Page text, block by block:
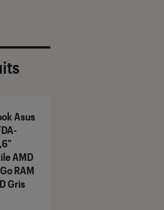
Asus
AMD
RAM
Gris